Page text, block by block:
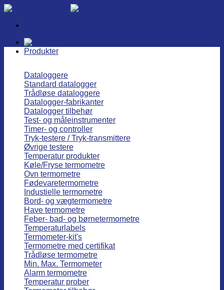
Fortsæt
indhold
Produkter
Dataloggere
Standard datalogger
Trådløse dataloggere
Datalogger-fabrikanter
Datalogger tilbehør
Test- og måleinstrumenter
Timer- og controller
Tryk-testere / Tryk-transmittere
Øvrige testere
Temperatur produkter
Køle/Fryse termometre
Ovn termometre
Fødevaretermometre
Industielle termometre
Bord- og vægtermometre
Have termometre
Feber- bad- og børnetermometre
Temperaturlabels
Termometer-kit's
Termometre med certifikat
Trådløse termometre
Min. Max. Termometer
Alarm termometre
Temperatur prober